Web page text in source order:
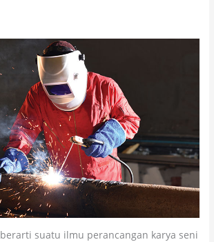
berarti suatu ilmu perancangan karya seni